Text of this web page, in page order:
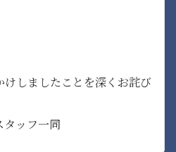
しましたことを深くお詫び
ッフ一同